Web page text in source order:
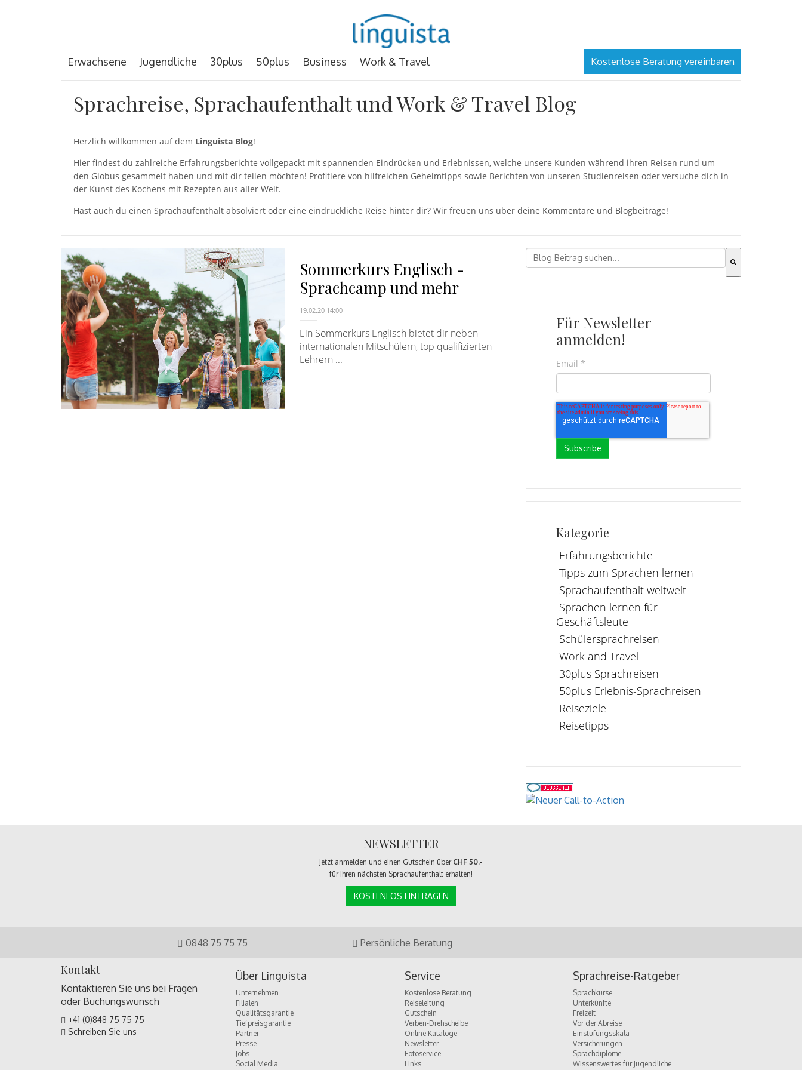
Erwachsene Jugendliche 30plus 50plus Business Work & Travel Kostenlose Beratung vereinbaren
Sprachreise, Sprachaufenthalt und Work & Travel Blog
Herzlich willkommen auf dem Linguista Blog!
Hier findest du zahlreiche Erfahrungsberichte vollgepackt mit spannenden Eindrücken und Erlebnissen, welche unsere Kunden während ihren Reisen rund um
den Globus gesammelt haben und mit dir teilen möchten! Profitiere von hilfreichen Geheimtipps sowie Berichten von unseren Studienreisen oder versuche dich in
der Kunst des Kochens mit Rezepten aus aller Welt.
Hast auch du einen Sprachaufenthalt absolviert oder eine eindrückliche Reise hinter dir? Wir freuen uns über deine Kommentare und Blogbeiträge!
Sommerkurs Englisch -
Sprachcamp und mehr
19.02.20 14:00
Ein Sommerkurs Englisch bietet dir neben
internationalen Mitschülern, top qualifizierten
Lehrern ...
Dies ist ein Suchfeld mit einer automatischen
Für Newsletter
anmelden!
Email *
Kategorie
Erfahrungsberichte
Tipps zum Sprachen lernen
Sprachaufenthalt weltweit
Sprachen lernen für
Geschäftsleute
Schülersprachreisen
Work and Travel
30plus Sprachreisen
50plus Erlebnis-Sprachreisen
Reiseziele
Reisetipps
NEWSLETTER
Jetzt anmelden und einen Gutschein über CHF 50.-
für Ihren nächsten Sprachaufenthalt erhalten!
KOSTENLOS EINTRAGEN
0848 75 75 75 Persönliche Beratung
Kontakt
Kontaktieren Sie uns bei Fragen
oder Buchungswunsch
+41 (0)848 75 75 75
Schreiben Sie uns
Über Linguista
Unternehmen
Filialen
Qualitätsgarantie
Tiefpreisgarantie
Partner
Presse
Jobs
Social Media
Service
Kostenlose Beratung
Reiseleitung
Gutschein
Verben-Drehscheibe
Online Kataloge
Newsletter
Fotoservice
Links
Sprachreise-Ratgeber
Sprachkurse
Unterkünfte
Freizeit
Vor der Abreise
Einstufungsskala
Versicherungen
Sprachdiplome
Wissenswertes für Jugendliche